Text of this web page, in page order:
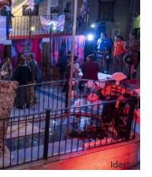
Idartes